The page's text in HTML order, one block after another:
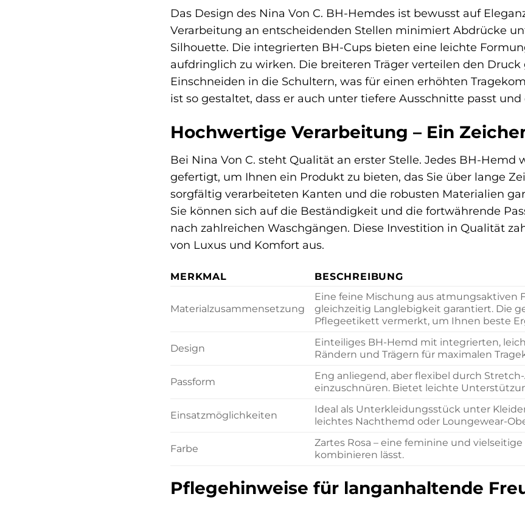
Das Design des Nina Von C. BH-Hemdes ist bewusst auf
Verarbeitung an entscheidenden Stellen minimiert Abdrücke
Silhouette. Die integrierten BH-Cups bieten eine leichte
aufdringlich zu wirken. Die breiteren Träger verteilen den
Einschneiden in die Schultern, was für einen erhöhten
ist so gestaltet, dass er auch unter tiefere Ausschnitte passt
Hochwertige Verarbeitung – Ein
Bei Nina Von C. steht Qualität an erster Stelle. Jedes BH-
gefertigt, um Ihnen ein Produkt zu bieten, das Sie über lange
sorgfältig verarbeiteten Kanten und die robusten Materialien
Sie können sich auf die Beständigkeit und die fortwährende
nach zahlreichen Waschgängen. Diese Investition in Qualität
von Luxus und Komfort aus.
MERKMAL BESCHREIBUNG
Materialzusammensetzung
Eine feine Mischung aus atmungsaktiven
gleichzeitig Langlebigkeit garantiert. Die
Pflegeetikett vermerkt, um Ihnen beste
Design
Einteiliges BH-Hemd mit integrierten,
Rändern und Trägern für maximalen
Passform
Eng anliegend, aber flexibel durch
einzuschnüren. Bietet leichte
Einsatzmöglichkeiten
Ideal als Unterkleidungsstück unter
leichtes Nachthemd oder Loungewear-
Farbe
Zartes Rosa – eine feminine und
kombinieren lässt.
Pflegehinweise für langanhaltende